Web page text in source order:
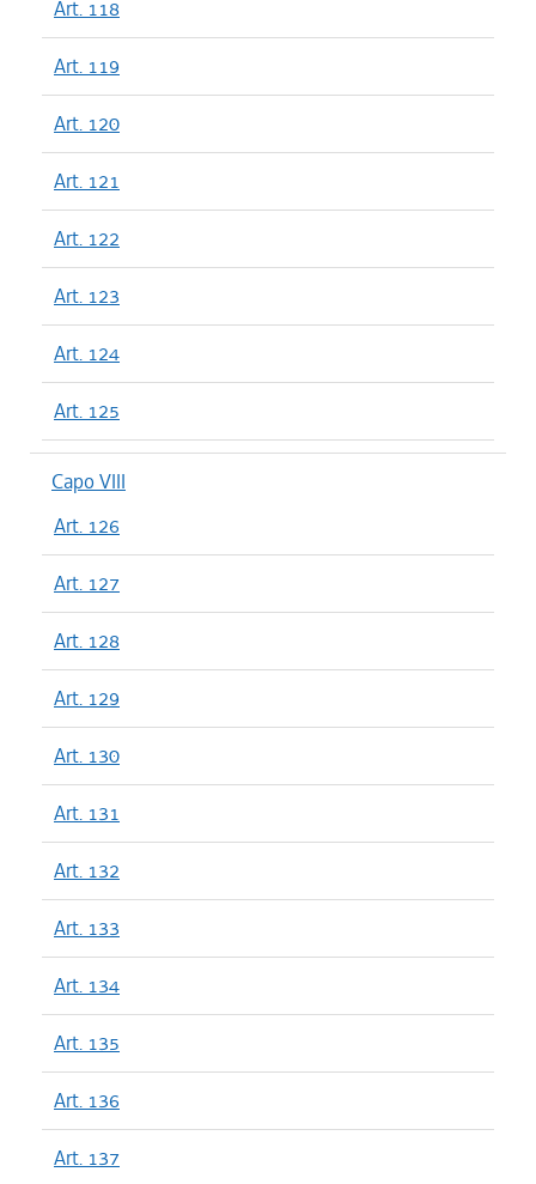
Art. 118
Art. 119
Art. 120
Art. 121
Art. 122
Art. 123
Art. 124
Art. 125
Capo VIII
Art. 126
Art. 127
Art. 128
Art. 129
Art. 130
Art. 131
Art. 132
Art. 133
Art. 134
Art. 135
Art. 136
Art. 137